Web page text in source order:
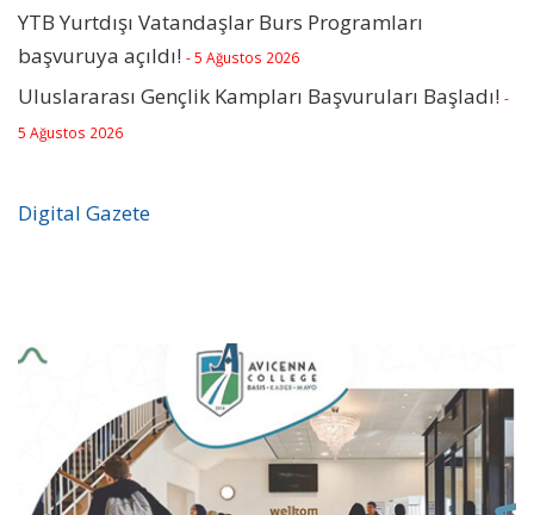
YTB Yurtdışı Vatandaşlar Burs Programları
başvuruya açıldı! - 5 Ağustos 2026
Uluslararası Gençlik Kampları Başvuruları Başladı! -
5 Ağustos 2026
Digital Gazete